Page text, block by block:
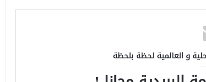
و العالمية لحظة بلحظة